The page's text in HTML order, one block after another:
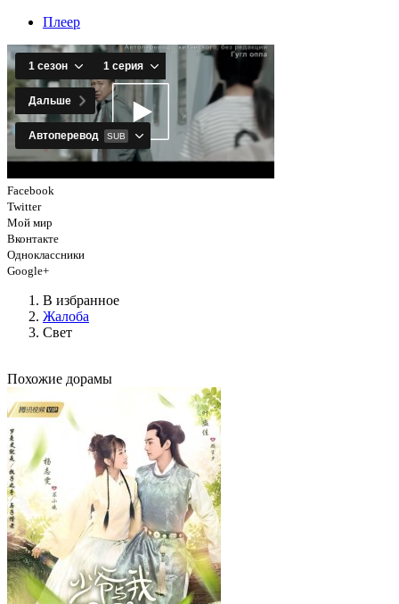
Плеер
Facebook
Twitter
Мой мир
Вконтакте
Одноклассники
Google+
В избранное
Жалоба
Свет
Похожие дорамы